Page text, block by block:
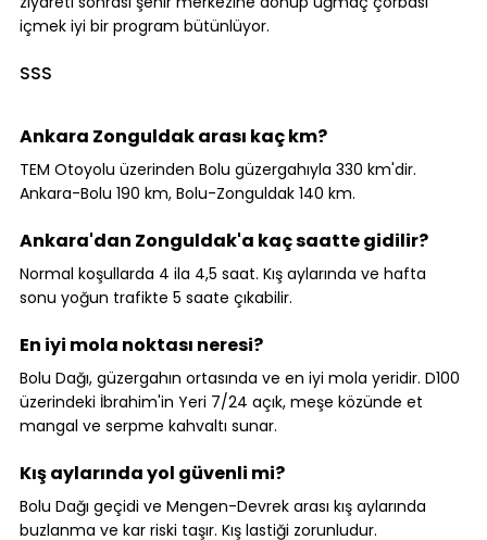
içmek iyi bir program bütünlüyor.
SSS
Ankara Zonguldak arası kaç km?
TEM Otoyolu üzerinden Bolu güzergahıyla 330 km'dir.
Ankara-Bolu 190 km, Bolu-Zonguldak 140 km.
Ankara'dan Zonguldak'a kaç saatte gidilir?
Normal koşullarda 4 ila 4,5 saat. Kış aylarında ve hafta
sonu yoğun trafikte 5 saate çıkabilir.
En iyi mola noktası neresi?
Bolu Dağı, güzergahın ortasında ve en iyi mola yeridir. D100
üzerindeki İbrahim'in Yeri 7/24 açık, meşe közünde et
mangal ve serpme kahvaltı sunar.
Kış aylarında yol güvenli mi?
Bolu Dağı geçidi ve Mengen-Devrek arası kış aylarında
buzlanma ve kar riski taşır. Kış lastiği zorunludur.